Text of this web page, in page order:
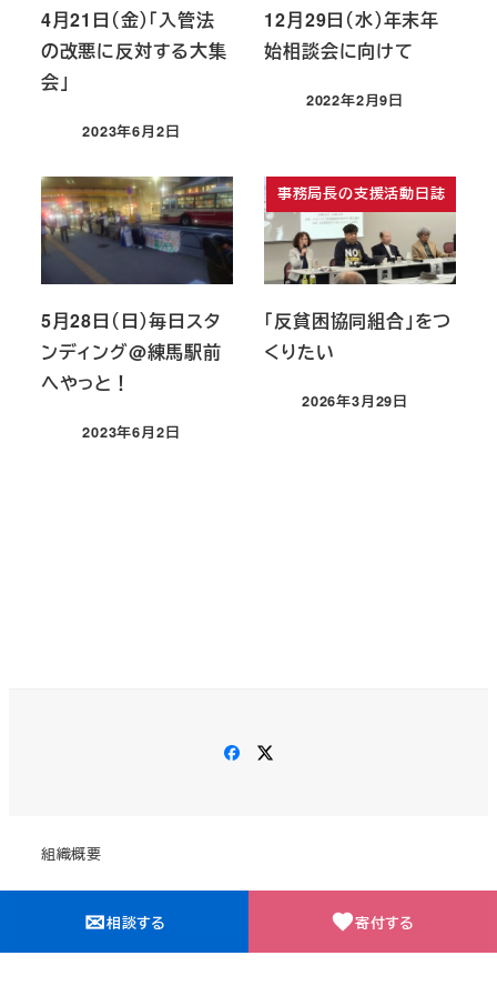
4月21日（金）「入管法
の改悪に反対する大集
会」
投稿日
2023年6月2日
12月29日（水）年末年
始相談会に向けて
投稿日
2022年2月9日
5月28日（日）毎日スタ
ンディング@練馬駅前
へやっと！
投稿日
2023年6月2日
事務局長の支援活動日誌
「反貧困協同組合」をつ
くりたい
投稿日
2026年3月29日
Facebook
組織概要
©2026 一般社団法人反貧困ネットワーク
✉相談する 寄付する